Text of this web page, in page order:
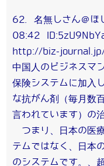
62. 名無しさん＠ほ
08:42
http://biz-
中国人のビジネスマ
保険システムに加入
な抗がん剤（毎月数
言われています）の
つまり、日本の医
テムではなく、日本
のシステムです。、